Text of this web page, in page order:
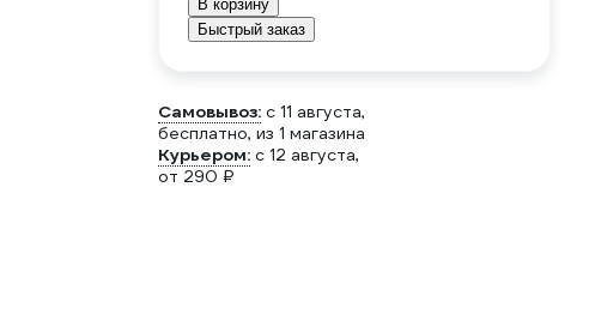
В корзину
Быстрый заказ
Самовывоз: c 11 августа,
бесплатно, из 1 магазина
Курьером: c 12 августа,
от 290 ₽